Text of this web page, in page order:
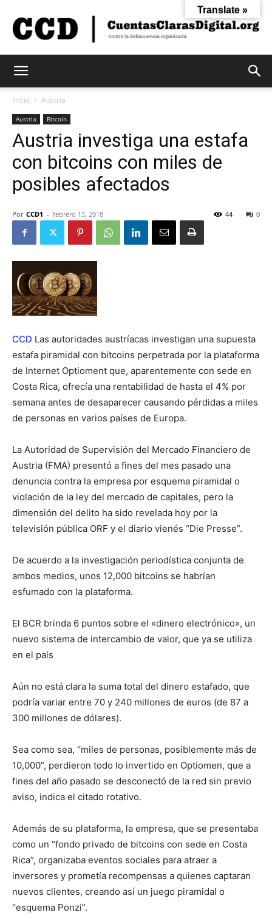
Claras
Digital
Inicio Austria
Austria Bitcoin
Austria investiga una estafa
con bitcoins con miles de
posibles afectados
Por CCD1 - febrero 15, 2018 0
44
CCD Las autoridades austríacas investigan una supuesta
estafa piramidal con bitcoins perpetrada por la plataforma
de Internet Optioment que, aparentemente con sede en
Costa Rica, ofrecía una rentabilidad de hasta el 4% por
semana antes de desaparecer causando pérdidas a miles
de personas en varios países de Europa.
La Autoridad de Supervisión del Mercado Financiero de
Austria (FMA) presentó a fines del mes pasado una
denuncia contra la empresa por esquema piramidal o
violación de la ley del mercado de capitales, pero la
dimensión del delito ha sido revelada hoy por la
televisión pública ORF y el diario vienés “Die Presse”.
De acuerdo a la investigación periodística conjunta de
ambos medios, unos 12,000 bitcoins se habrían
esfumado con la plataforma.
El BCR brinda 6 puntos sobre el «dinero electrónico», un
nuevo sistema de intercambio de valor, que ya se utiliza
en el país
Aún no está clara la suma total del dinero estafado, que
podría variar entre 70 y 240 millones de euros (de 87 a
300 millones de dólares).
Sea como sea, “miles de personas, posiblemente más de
10,000”, perdieron todo lo invertido en Optiomen, que a
fines del año pasado se desconectó de la red sin previo
aviso, indica el citado rotativo.
Además de su plataforma, la empresa, que se presentaba
como un “fondo privado de bitcoins con sede en Costa
Rica”, organizaba eventos sociales para atraer a
inversores y prometía recompensas a quienes captaran
nuevos clientes, creando así un juego piramidal o
“esquema Ponzi”.
Translate »